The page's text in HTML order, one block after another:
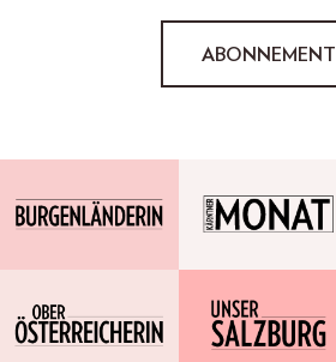
ABONNEMENT